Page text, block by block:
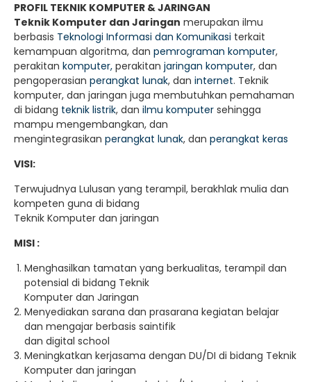
PROFIL TEKNIK KOMPUTER & JARINGAN
Teknik Komputer dan Jaringan merupakan ilmu
berbasis Teknologi Informasi dan Komunikasi terkait
kemampuan algoritma, dan pemrograman komputer,
perakitan komputer, perakitan jaringan komputer, dan
pengoperasian perangkat lunak, dan internet. Teknik
komputer, dan jaringan juga membutuhkan pemahaman
di bidang teknik listrik, dan ilmu komputer sehingga
mampu mengembangkan, dan
mengintegrasikan perangkat lunak, dan perangkat keras
VISI:
Terwujudnya Lulusan yang terampil, berakhlak mulia dan
kompeten guna di bidang
Teknik Komputer dan jaringan
MISI :
Menghasilkan tamatan yang berkualitas, terampil dan
potensial di bidang Teknik
Komputer dan Jaringan
Menyediakan sarana dan prasarana kegiatan belajar
dan mengajar berbasis saintifik
dan digital school
Meningkatkan kerjasama dengan DU/DI di bidang Teknik
Komputer dan jaringan